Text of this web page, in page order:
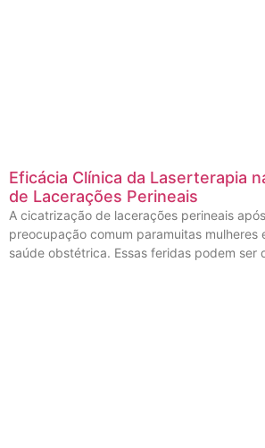
Eficácia Clínica da Laserterapia
de Lacerações Perineais
A cicatrização de lacerações perineais
preocupação comum paramuitas mulheres
saúde obstétrica. Essas feridas podem ser